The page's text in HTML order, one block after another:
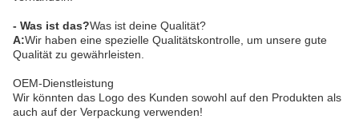
- Was ist das?Was ist deine Qualität?
A:Wir haben eine spezielle Qualitätskontrolle, um unsere gute
Qualität zu gewährleisten.
OEM-Dienstleistung
Wir könnten das Logo des Kunden sowohl auf den Produkten als
auch auf der Verpackung verwenden!